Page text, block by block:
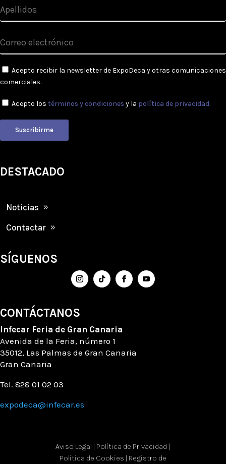
Acepto recibir la newsletter de ExpoDeca y otras comunicaciones
comerciales.
Acepto los términos y condiciones y la política de privacidad.
Suscribirme
DESTACADO
Noticias
Contactar
SÍGUENOS
CONTÁCTANOS
Infecar Feria de Gran Canaria
Avenida de la Feria, número 1
35012, Las Palmas de Gran Canaria
Gran Canaria
Tel. 828 01 02 03
expodeca@infecar.es
Aviso Legal | Política de Privacidad |
Política de Cookies | Registro de